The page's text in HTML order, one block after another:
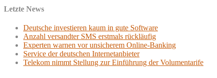
Letzte News
Deutsche investieren kaum in gute Software
Anzahl versandter SMS erstmals rückläufig
Experten warnen vor unsicherem Online-Banking
Service der deutschen Internetanbieter
Telekom nimmt Stellung zur Einführung der Volumentarife